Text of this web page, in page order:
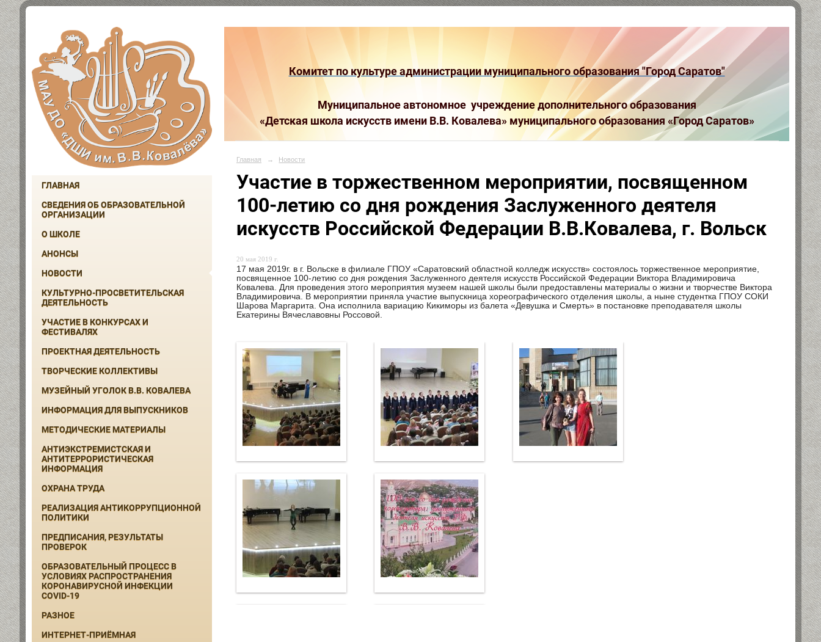
ГЛАВНАЯ
СВЕДЕНИЯ ОБ ОБРАЗОВАТЕЛЬНОЙ
ОРГАНИЗАЦИИ
О ШКОЛЕ
АНОНСЫ
НОВОСТИ
КУЛЬТУРНО-ПРОСВЕТИТЕЛЬСКАЯ
ДЕЯТЕЛЬНОСТЬ
УЧАСТИЕ В КОНКУРСАХ И
ФЕСТИВАЛЯХ
ПРОЕКТНАЯ ДЕЯТЕЛЬНОСТЬ
ТВОРЧЕСКИЕ КОЛЛЕКТИВЫ
МУЗЕЙНЫЙ УГОЛОК В.В. КОВАЛЕВА
ИНФОРМАЦИЯ ДЛЯ ВЫПУСКНИКОВ
МЕТОДИЧЕСКИЕ МАТЕРИАЛЫ
АНТИЭКСТРЕМИСТСКАЯ И
АНТИТЕРРОРИСТИЧЕСКАЯ
ИНФОРМАЦИЯ
ОХРАНА ТРУДА
РЕАЛИЗАЦИЯ АНТИКОРРУПЦИОННОЙ
ПОЛИТИКИ
ПРЕДПИСАНИЯ, РЕЗУЛЬТАТЫ
ПРОВЕРОК
ОБРАЗОВАТЕЛЬНЫЙ ПРОЦЕСС В
УСЛОВИЯХ РАСПРОСТРАНЕНИЯ
КОРОНАВИРУСНОЙ ИНФЕКЦИИ
COVID-19
РАЗНОЕ
ИНТЕРНЕТ-ПРИЁМНАЯ
Комитет по культуре администрации муниципального образования "Город Саратов"
Муниципальное автономное учреждение дополнительного образования
«Детская школа искусств имени В.В. Ковалева» муниципального образования «Город Саратов»
Главная → Новости
Участие в торжественном мероприятии, посвященном
100-летию со дня рождения Заслуженного деятеля
искусств Российской Федерации В.В.Ковалева, г. Вольск
20 мая 2019 г.
17 мая 2019г. в г. Вольске в филиале ГПОУ «Саратовский областной колледж искусств» состоялось торжественное мероприятие,
посвященное 100-летию со дня рождения Заслуженного деятеля искусств Российской Федерации Виктора Владимировича
Ковалева. Для проведения этого мероприятия музеем нашей школы были предоставлены материалы о жизни и творчестве Виктора
Владимировича. В мероприятии приняла участие выпускница хореографического отделения школы, а ныне студентка ГПОУ СОКИ
Шарова Маргарита. Она исполнила вариацию Кикиморы из балета «Девушка и Смерть» в постановке преподавателя школы
Екатерины Вячеславовны Россовой.